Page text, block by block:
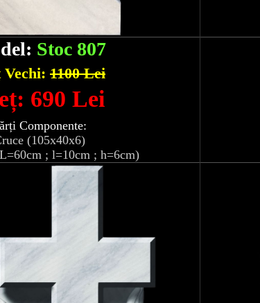
Stoc 807
Vechi: 1100 Lei
690 Lei
Componente:
(105x40x6)
; l=10cm ; h=6cm)